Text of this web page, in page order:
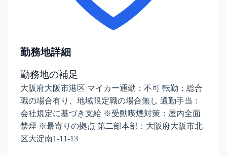
勤務地詳細
勤務地の補足
大阪府大阪市港区 マイカー通勤：不可 転勤：総合
職の場合有り、地域限定職の場合無し 通勤手当：
会社規定に基づき支給 ※受動喫煙対策：屋内全面
禁煙 ※最寄りの拠点 第二部本部：大阪府大阪市北
区大淀南1-11-13